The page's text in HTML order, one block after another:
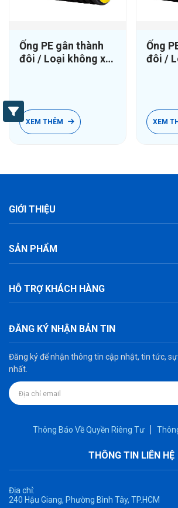
Ống PE gân thành
đôi / Loại không xẻ
XEM THÊM
Ống
đôi /
XEM
GIỚI THIỆU
SẢN PHẨM
HỖ TRỢ KHÁCH HÀNG
ĐĂNG KÝ NHẬN BẢN TIN
Đăng ký để nhận thông tin cập nhật, tin tức,
nhất.
THÔNG TIN LIÊN HỆ
Thông Báo Về Quyền Riêng Tư
Địa chỉ:
240 Hậu Giang, Phường Bình Tây, TP.HCM